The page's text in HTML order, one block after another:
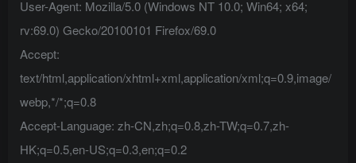
User-Agent: Mozilla/5.0 (Windows NT 10.0; Win64; x64;
rv:69.0) Gecko/20100101 Firefox/69.0
Accept:
text/html,application/xhtml+xml,application/xml;q=0.9,image/
webp,*/*;q=0.8
Accept-Language: zh-CN,zh;q=0.8,zh-TW;q=0.7,zh-
HK;q=0.5,en-US;q=0.3,en;q=0.2